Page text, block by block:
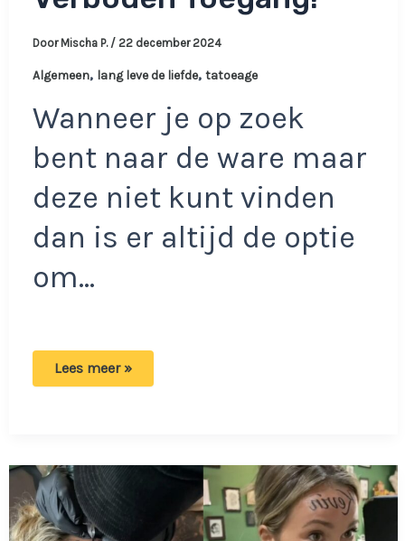
Door Mischa P. / 22 december 2024
Algemeen, lang leve de liefde, tatoeage
Wanneer je op zoek
bent naar de ware maar
deze niet kunt vinden
dan is er altijd de optie
om…
Lang
zien
aan
haar
match:
Verboden
Lees meer »